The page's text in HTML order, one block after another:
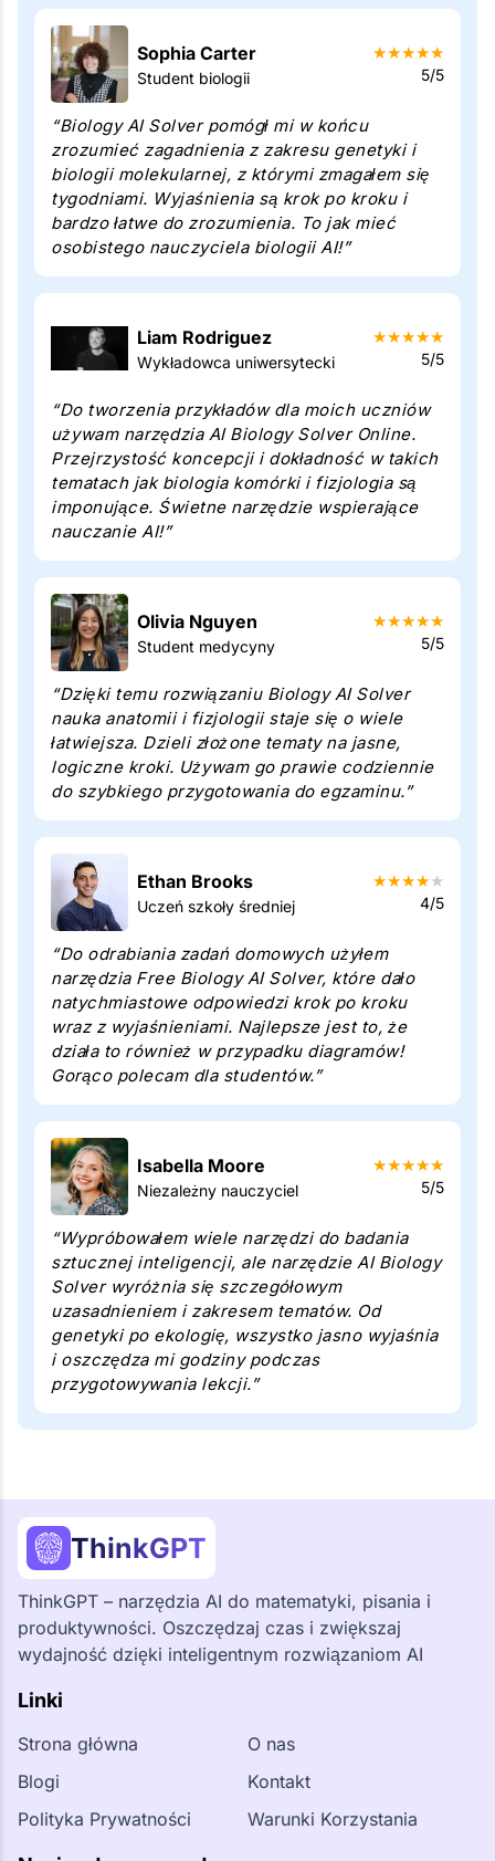
Sophia Carter
Student biologii
★★★★★
5/5
“Biology AI Solver pomógł mi w końcu
zrozumieć zagadnienia z zakresu genetyki i
biologii molekularnej, z którymi zmagałem się
tygodniami. Wyjaśnienia są krok po kroku i
bardzo łatwe do zrozumienia. To jak mieć
osobistego nauczyciela biologii AI!”
Liam Rodriguez
Wykładowca uniwersytecki
★★★★★
5/5
“Do tworzenia przykładów dla moich uczniów
używam narzędzia AI Biology Solver Online.
Przejrzystość koncepcji i dokładność w takich
tematach jak biologia komórki i fizjologia są
imponujące. Świetne narzędzie wspierające
nauczanie AI!”
Olivia Nguyen
Student medycyny
★★★★★
5/5
“Dzięki temu rozwiązaniu Biology AI Solver
nauka anatomii i fizjologii staje się o wiele
łatwiejsza. Dzieli złożone tematy na jasne,
logiczne kroki. Używam go prawie codziennie
do szybkiego przygotowania do egzaminu.”
Ethan Brooks
Uczeń szkoły średniej
★★★★★
4/5
“Do odrabiania zadań domowych użyłem
narzędzia Free Biology AI Solver, które dało
natychmiastowe odpowiedzi krok po kroku
wraz z wyjaśnieniami. Najlepsze jest to, że
działa to również w przypadku diagramów!
Gorąco polecam dla studentów.”
Isabella Moore
Niezależny nauczyciel
★★★★★
5/5
“Wypróbowałem wiele narzędzi do badania
sztucznej inteligencji, ale narzędzie AI Biology
Solver wyróżnia się szczegółowym
uzasadnieniem i zakresem tematów. Od
genetyki po ekologię, wszystko jasno wyjaśnia
i oszczędza mi godziny podczas
przygotowywania lekcji.”
ThinkGPT
ThinkGPT – narzędzia AI do matematyki, pisania i
produktywności. Oszczędzaj czas i zwiększaj
wydajność dzięki inteligentnym rozwiązaniom AI
Linki
Strona główna
Blogi
Polityka Prywatności
O nas
Kontakt
Warunki Korzystania